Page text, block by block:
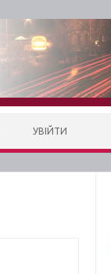
УВІЙТИ